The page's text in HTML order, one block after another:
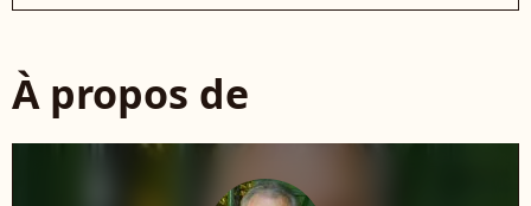
À propos de